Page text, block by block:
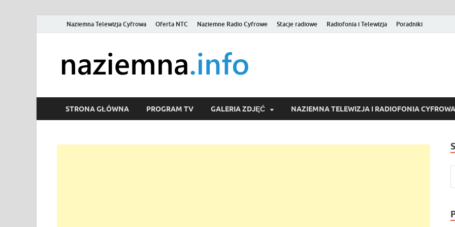
Naziemna Telewizja Cyfrowa Oferta NTC Naziemne Radio Cyfrowe Stacje radiowe Radiofonia i Telewizja Poradniki
Wideo online, VOD
STRONA GŁÓWNA PROGRAM TV GALERIA ZDJĘĆ NAZIEMNA TELEWIZJA I RADIOFONIA CYFROWA